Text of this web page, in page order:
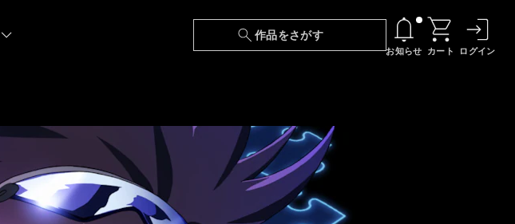
作品をさがす
お知らせ
06/03
『最強の王様、二度目の人生は何をする？』第
24話 配信日変更のお知らせ
05/21 【障害】映像再生における不具合に関しまして
カート ログイン